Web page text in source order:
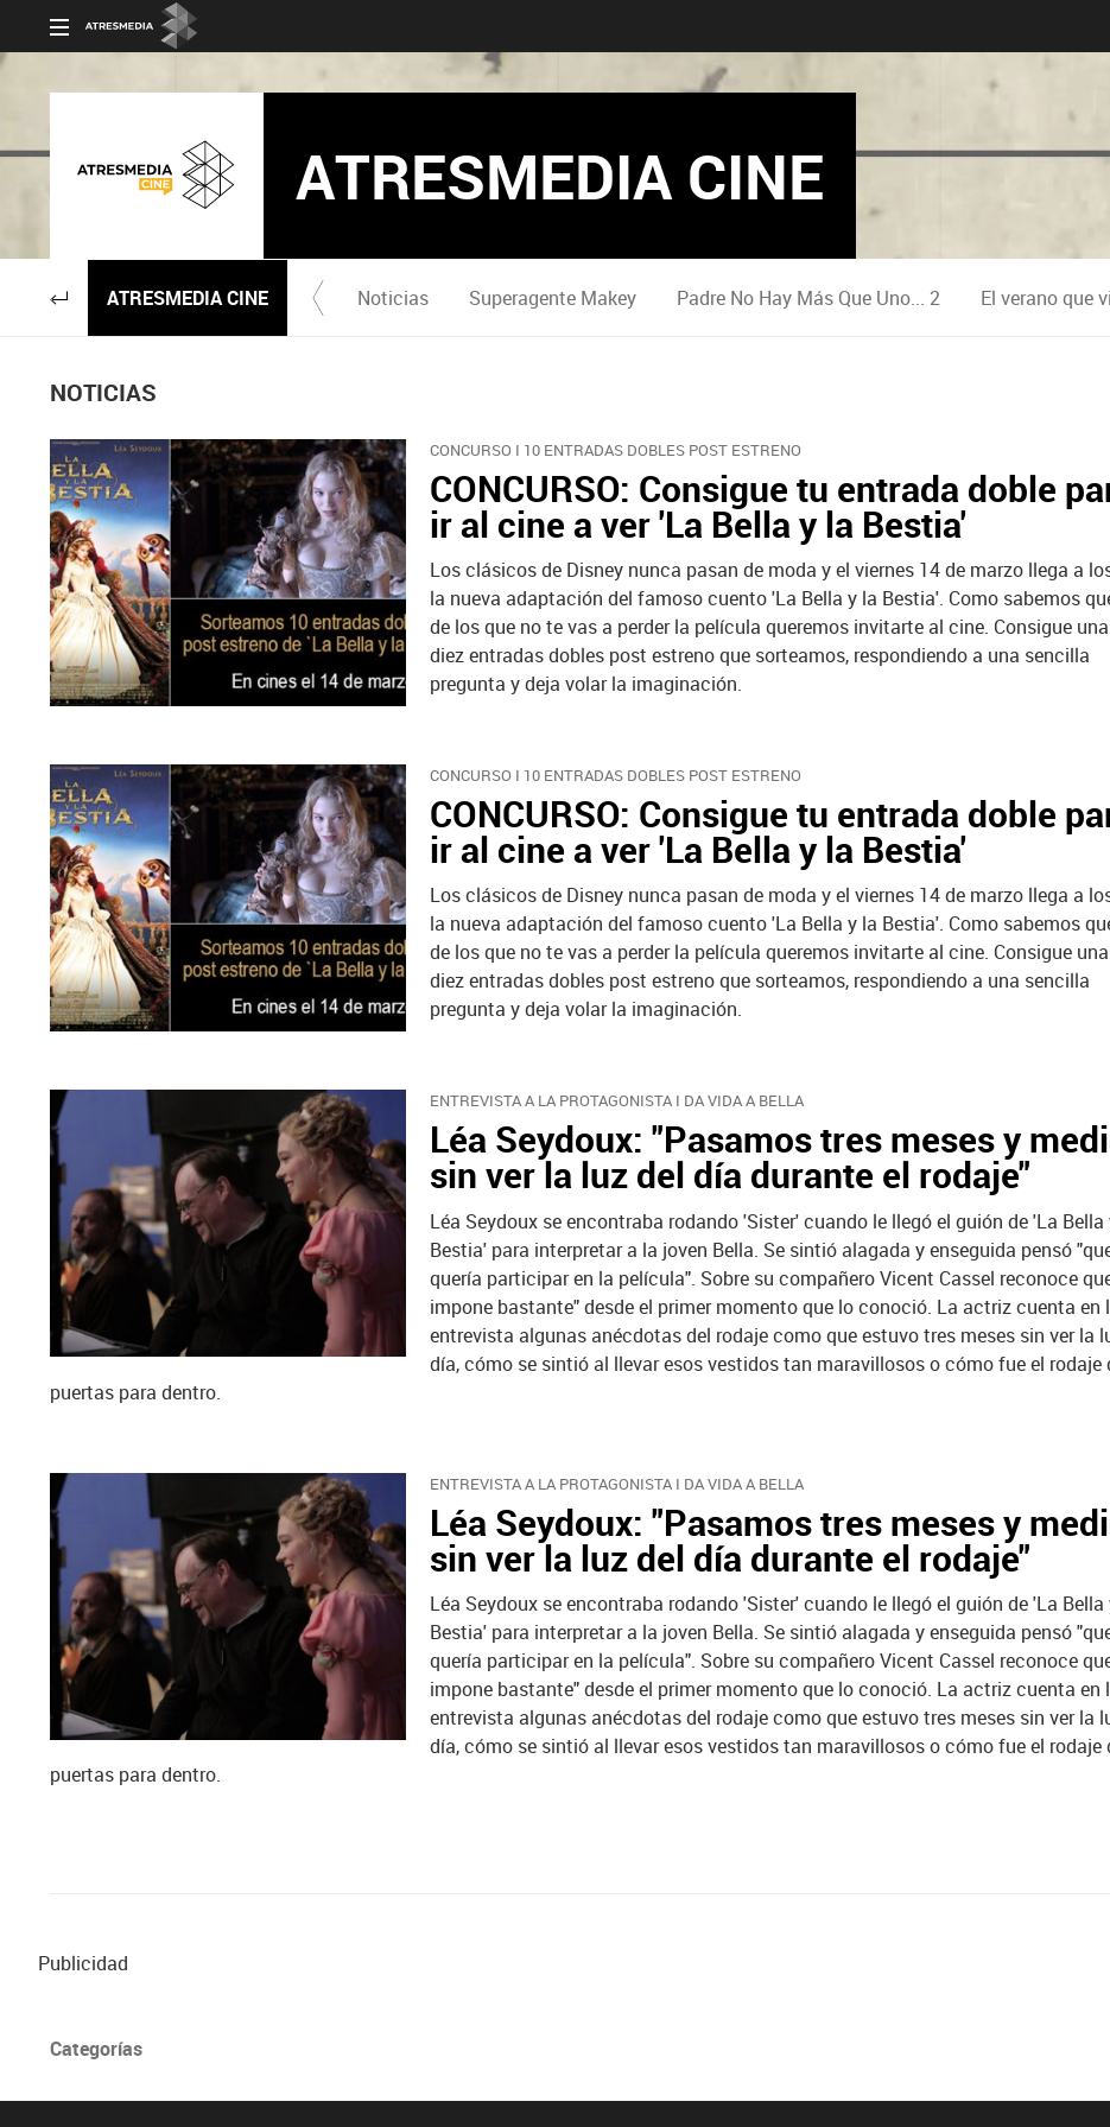
ATRESMEDIA CINE
ATRESMEDIA CINE Noticias Superagente Makey Padre No Hay Más Que Uno... 2 El verano que
NOTICIAS
CONCURSO I 10 ENTRADAS DOBLES POST ESTRENO
CONCURSO: Consigue tu entrada doble
ir al cine a ver 'La Bella y la Bestia'
Los clásicos de Disney nunca pasan de moda y el viernes 14 de marzo llega a
la nueva adaptación del famoso cuento 'La Bella y la Bestia'. Como sabemos
de los que no te vas a perder la película queremos invitarte al cine. Consigue
diez entradas dobles post estreno que sorteamos, respondiendo a una sencilla
pregunta y deja volar la imaginación.
CONCURSO I 10 ENTRADAS DOBLES POST ESTRENO
CONCURSO: Consigue tu entrada doble
ir al cine a ver 'La Bella y la Bestia'
Los clásicos de Disney nunca pasan de moda y el viernes 14 de marzo llega a
la nueva adaptación del famoso cuento 'La Bella y la Bestia'. Como sabemos
de los que no te vas a perder la película queremos invitarte al cine. Consigue
diez entradas dobles post estreno que sorteamos, respondiendo a una sencilla
pregunta y deja volar la imaginación.
ENTREVISTA A LA PROTAGONISTA I DA VIDA A BELLA
Léa Seydoux: "Pasamos tres meses y
sin ver la luz del día durante el rodaje"
Léa Seydoux se encontraba rodando 'Sister' cuando le llegó el guión de 'La Bella
Bestia' para interpretar a la joven Bella. Se sintió alagada y enseguida pensó
quería participar en la película". Sobre su compañero Vicent Cassel reconoce
impone bastante" desde el primer momento que lo conoció. La actriz cuenta en
entrevista algunas anécdotas del rodaje como que estuvo tres meses sin ver la
día, cómo se sintió al llevar esos vestidos tan maravillosos o cómo fue el rodaje
puertas para dentro.
ENTREVISTA A LA PROTAGONISTA I DA VIDA A BELLA
Léa Seydoux: "Pasamos tres meses y
sin ver la luz del día durante el rodaje"
Léa Seydoux se encontraba rodando 'Sister' cuando le llegó el guión de 'La Bella
Bestia' para interpretar a la joven Bella. Se sintió alagada y enseguida pensó
quería participar en la película". Sobre su compañero Vicent Cassel reconoce
impone bastante" desde el primer momento que lo conoció. La actriz cuenta en
entrevista algunas anécdotas del rodaje como que estuvo tres meses sin ver la
día, cómo se sintió al llevar esos vestidos tan maravillosos o cómo fue el rodaje
puertas para dentro.
Publicidad
Categorías